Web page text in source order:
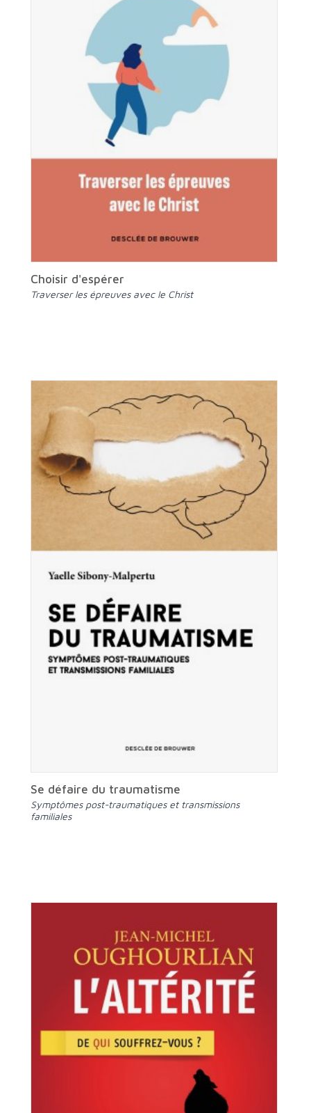
Choisir d'espérer
Traverser les épreuves avec le Christ
Se défaire du traumatisme
Symptômes post-traumatiques et transmissions
familiales